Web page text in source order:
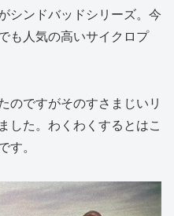
シンドバッドシリーズ。今
も人気の高いサイクロプ
のですがそのすさまじいリ
した。わくわくするとはこ
す。